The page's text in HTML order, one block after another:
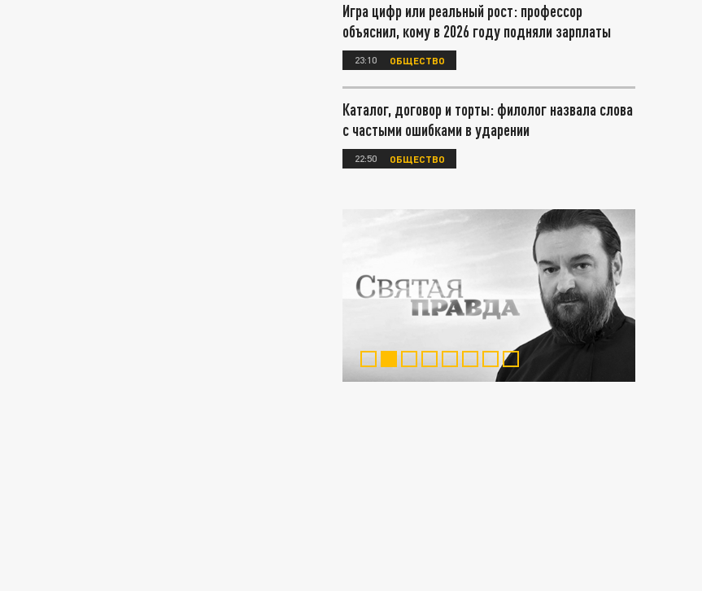
Игра цифр или реальный рост: профессор
объяснил, кому в 2026 году подняли зарплаты
23:10 ОБЩЕСТВО
Каталог, договор и торты: филолог назвала слова
с частыми ошибками в ударении
22:50 ОБЩЕСТВО